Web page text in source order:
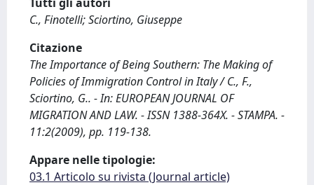
C., Finotelli; Sciortino, Giuseppe
Citazione
The Importance of Being Southern: The Making of
Policies of Immigration Control in Italy / C., F.,
Sciortino, G.. - In: EUROPEAN JOURNAL OF
MIGRATION AND LAW. - ISSN 1388-364X. - STAMPA. -
11:2(2009), pp. 119-138.
Appare nelle tipologie:
03.1 Articolo su rivista (Journal article)